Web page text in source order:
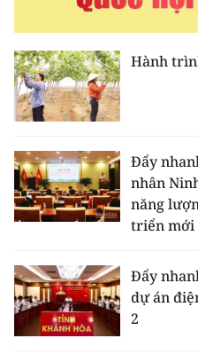
Media Du lịch
Media Thế giới
Media Thể thao
Media Giáo dục
Media Y tế
Media Khoa học - Công
Ảnh
Infographic
Hành
Đẩy
nhân
năng
triển mới
Đẩy
dự án
2